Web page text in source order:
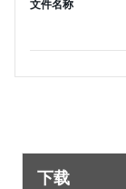
文件名称
下载